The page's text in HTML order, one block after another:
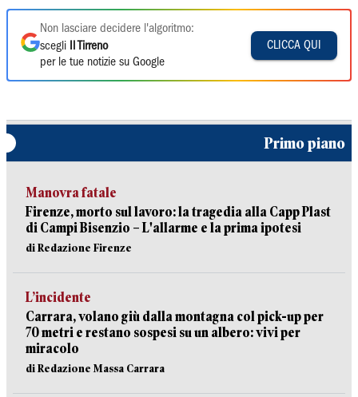
Non lasciare decidere l'algoritmo:
scegli
Il Tirreno
per le tue notizie su Google
CLICCA QUI
Primo piano
Manovra fatale
Firenze, morto sul lavoro: la tragedia alla Capp Plast
di Campi Bisenzio – L'allarme e la prima ipotesi
di Redazione Firenze
L’incidente
Carrara, volano giù dalla montagna col pick-up per
70 metri e restano sospesi su un albero: vivi per
miracolo
di Redazione Massa Carrara